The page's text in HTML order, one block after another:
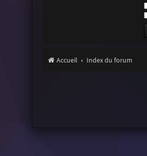
Accueil Index du forum